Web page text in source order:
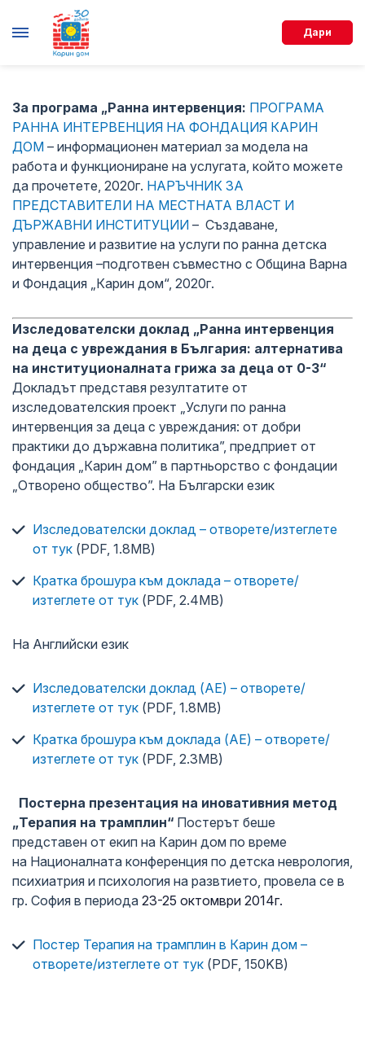
Дари
За програма „Ранна интервенция: ПРОГРАМА
РАННА ИНТЕРВЕНЦИЯ НА ФОНДАЦИЯ КАРИН
ДОМ – информационен материал за модела на
работа и функциониране на услугата, който можете
да прочетете, 2020г. НАРЪЧНИК ЗА
ПРЕДСТАВИТЕЛИ НА МЕСТНАТА ВЛАСТ И
ДЪРЖАВНИ ИНСТИТУЦИИ – Създаване,
управление и развитие на услуги по ранна детска
интервенция –подготвен съвместно с Община Варна
и Фондация „Карин дом“, 2020г.
Изследователски доклад „Ранна интервенция
на деца с увреждания в България: алтернатива
на институционалната грижа за деца от 0-3“
Докладът представя резултатите от
изследователския проект „Услуги по ранна
интервенция за деца с увреждания: от добри
практики до държавна политика”, предприет от
фондация „Карин дом” в партньорство с фондации
„Отворено общество”. На Български език
Изследователски доклад – отворете/изтеглете
от тук (PDF, 1.8MB)
Кратка брошура към доклада – отворете/
изтеглете от тук (PDF, 2.4MB)
На Английски език
Изследователски доклад (АЕ) – отворете/
изтеглете от тук (PDF, 1.8MB)
Кратка брошура към доклада (АЕ) – отворете/
изтеглете от тук (PDF, 2.3MB)
Постерна презентация на иновативния метод
„Терапия на трамплин“ Постерът беше
представен от екип на Карин дом по време
на Националната конференция по детска неврология,
психиатрия и психология на развтието, провела се в
гр. София в периода 23-25 октомври 2014г.
Постер Терапия на трамплин в Карин дом –
отворете/изтеглете от тук (PDF, 150KB)